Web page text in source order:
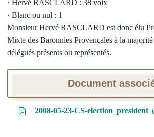
· Hervé RASCLARD : 38 voix
· Blanc ou nul : 1
Monsieur Hervé RASCLARD est donc élu
Mixte des Baronnies Provençales à la majorité
délégués présents ou représentés.
Document
2008-05-23-CS-election_president